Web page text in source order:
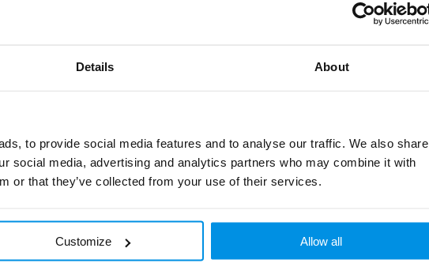
Details About
to provide social media features and to analyse our traffic. We also share
social media, advertising and analytics partners who may combine it with
or that they’ve collected from your use of their services.
Customize Allow all